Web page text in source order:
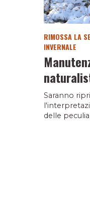
RIMOSSA LA
INVERNALE
Saranno
delle